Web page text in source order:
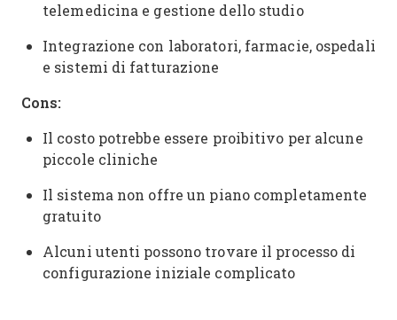
telemedicina e gestione dello studio
Integrazione con laboratori, farmacie, ospedali
e sistemi di fatturazione
Cons:
Il costo potrebbe essere proibitivo per alcune
piccole cliniche
Il sistema non offre un piano completamente
gratuito
Alcuni utenti possono trovare il processo di
configurazione iniziale complicato